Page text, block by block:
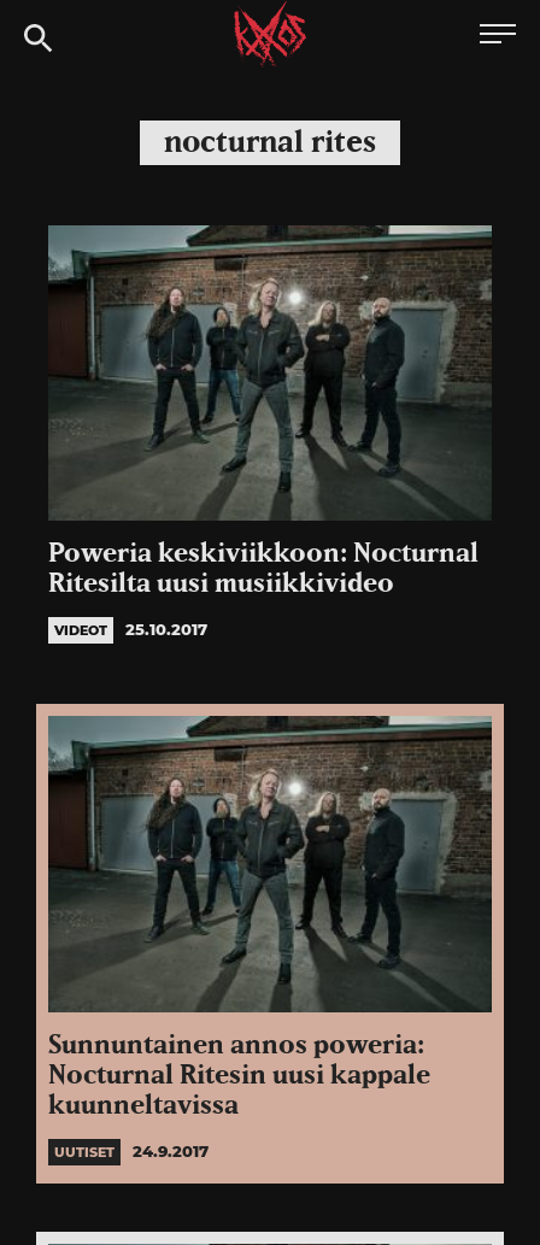
Siirry
suoraan
Kaaoszine
nocturnal rites
Poweria keskiviikkoon: Nocturnal
Ritesilta uusi musiikkivideo
VIDEOT 25.10.2017
Sunnuntainen annos poweria:
Nocturnal Ritesin uusi kappale
kuunneltavissa
UUTISET 24.9.2017